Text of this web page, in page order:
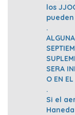
los
.
SERA
O EN
.
Si el